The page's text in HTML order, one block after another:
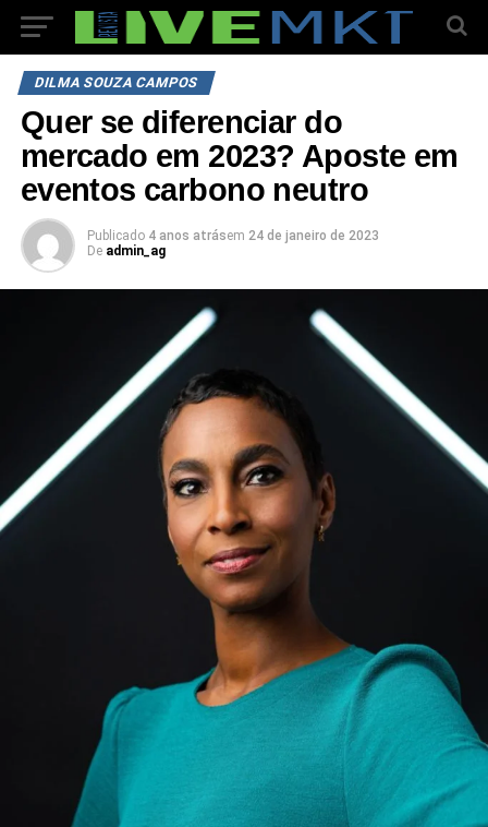
DILMA SOUZA CAMPOS
Quer se diferenciar do
mercado em 2023? Aposte em
eventos carbono neutro
Publicado 4 anos atrásem 24 de janeiro de 2023
De admin_ag